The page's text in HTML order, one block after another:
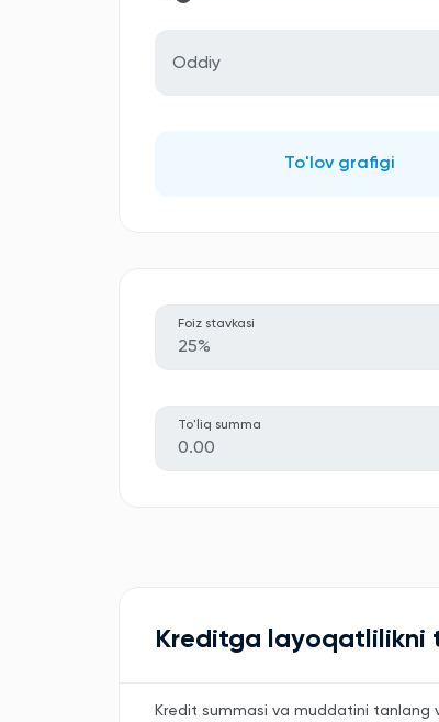
Oddiy
To'lov grafigi
Foiz stavkasi
25%
To'liq summa
0.00
Kreditga layoqatlilikni
Kredit summasi va muddatini tanlang